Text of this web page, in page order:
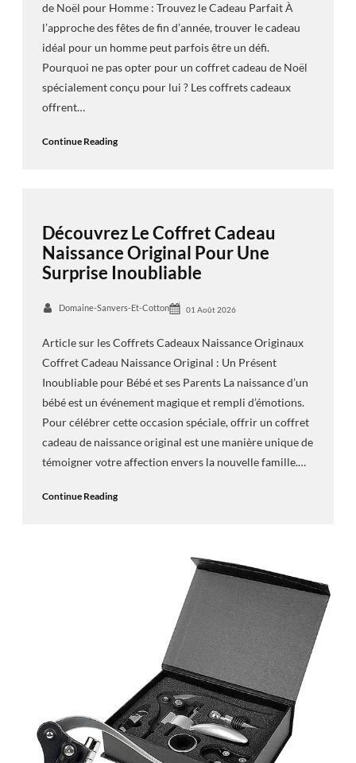
de Noël pour Homme : Trouvez le Cadeau Parfait À
l’approche des fêtes de fin d’année, trouver le cadeau
idéal pour un homme peut parfois être un défi.
Pourquoi ne pas opter pour un coffret cadeau de Noël
spécialement conçu pour lui ? Les coffrets cadeaux
offrent…
Continue Reading
Découvrez Le Coffret Cadeau
Naissance Original Pour Une
Surprise Inoubliable
Domaine-Sanvers-Et-Cotton 01 Août 2026
Article sur les Coffrets Cadeaux Naissance Originaux
Coffret Cadeau Naissance Original : Un Présent
Inoubliable pour Bébé et ses Parents La naissance d’un
bébé est un événement magique et rempli d’émotions.
Pour célébrer cette occasion spéciale, offrir un coffret
cadeau de naissance original est une manière unique de
témoigner votre affection envers la nouvelle famille.…
Continue Reading